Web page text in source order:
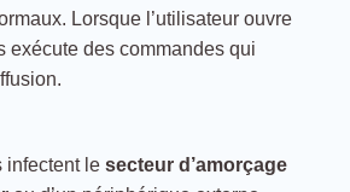
Lorsque l’utilisateur ouvre
exécute des commandes qui
infectent le secteur d’amorçage